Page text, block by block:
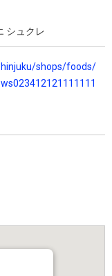
シュクレ
shops/foods/